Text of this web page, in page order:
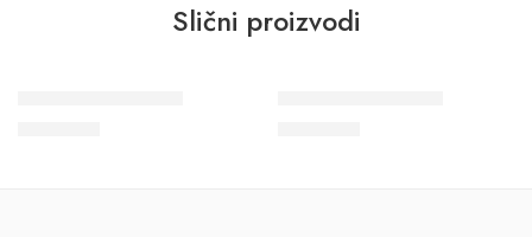
Slični proizvodi